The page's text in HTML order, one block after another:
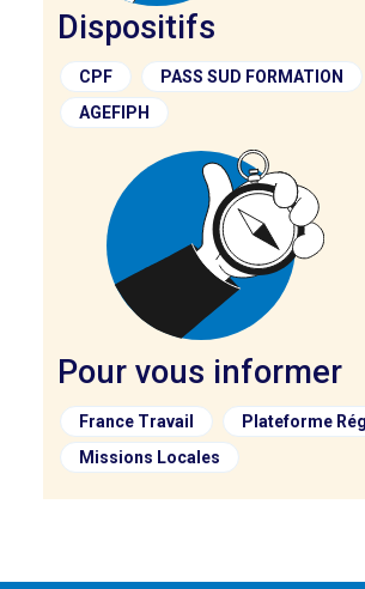
Dispositifs
CPF
PASS SUD FORMATION
AGEFIPH
Pour vous informer
France Travail
Plateforme
Missions Locales